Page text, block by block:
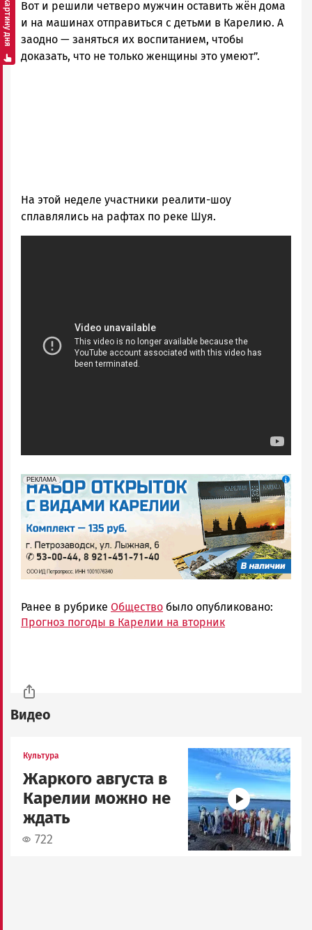
Вот и решили четверо мужчин оставить жён дома
и на машинах отправиться с детьми в Карелию. А
заодно — заняться их воспитанием, чтобы
доказать, что не только женщины это умеют”.
На этой неделе участники реалити-шоу
сплавлялись на рафтах по реке Шуя.
erid: 2SDnjdqwufn
РЕКЛАМА
Реклама
Ранее в рубрике Общество было опубликовано:
Прогноз погоды в Карелии на вторник
Видео
Культура
Жаркого августа в
Карелии можно не
ждать
722
Image